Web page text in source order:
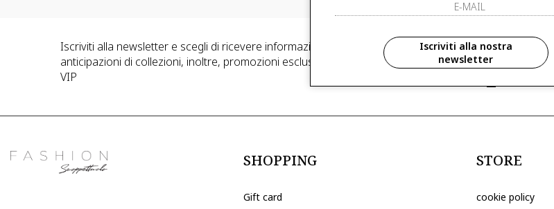
Iscriviti alla newsletter e scegli di ricevere informazioni in anteprima ed
anticipazioni di collezioni, inoltre, promozioni esclusive riservate ai nostri clienti
VIP
ISCRIVITI
ho letto ed
SHOPPING
Gift card
STORE
cookie policy
Iscriviti alla nostra
newsletter